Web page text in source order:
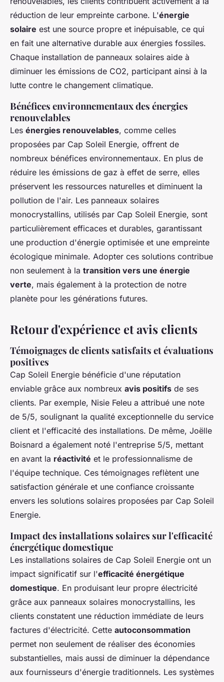
réduction de leur empreinte carbone. L'énergie
solaire est une source propre et inépuisable, ce qui
en fait une alternative durable aux énergies fossiles.
Chaque installation de panneaux solaires aide à
diminuer les émissions de CO2, participant ainsi à la
lutte contre le changement climatique.
Bénéfices environnementaux des énergies
renouvelables
Les énergies renouvelables, comme celles
proposées par Cap Soleil Energie, offrent de
nombreux bénéfices environnementaux. En plus de
réduire les émissions de gaz à effet de serre, elles
préservent les ressources naturelles et diminuent la
pollution de l'air. Les panneaux solaires
monocrystallins, utilisés par Cap Soleil Energie, sont
particulièrement efficaces et durables, garantissant
une production d'énergie optimisée et une empreinte
écologique minimale. Adopter ces solutions contribue
non seulement à la transition vers une énergie
verte, mais également à la protection de notre
planète pour les générations futures.
Retour d'expérience et avis clients
Témoignages de clients satisfaits et évaluations
positives
Cap Soleil Energie bénéficie d'une réputation
enviable grâce aux nombreux avis positifs de ses
clients. Par exemple, Nisie Feleu a attribué une note
de 5/5, soulignant la qualité exceptionnelle du service
client et l'efficacité des installations. De même, Joëlle
Boisnard a également noté l'entreprise 5/5, mettant
en avant la réactivité et le professionnalisme de
l'équipe technique. Ces témoignages reflètent une
satisfaction générale et une confiance croissante
envers les solutions solaires proposées par Cap Soleil
Energie.
Impact des installations solaires sur l'efficacité
énergétique domestique
Les installations solaires de Cap Soleil Energie ont un
impact significatif sur l'efficacité énergétique
domestique. En produisant leur propre électricité
grâce aux panneaux solaires monocrystallins, les
clients constatent une réduction immédiate de leurs
factures d'électricité. Cette autoconsommation
permet non seulement de réaliser des économies
substantielles, mais aussi de diminuer la dépendance
aux fournisseurs d'énergie traditionnels. Les systèmes